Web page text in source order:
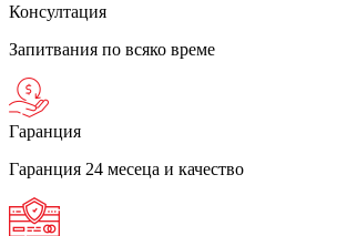
Консултация
Запитвания по всяко време
Гаранция
Гаранция 24 месеца и качество